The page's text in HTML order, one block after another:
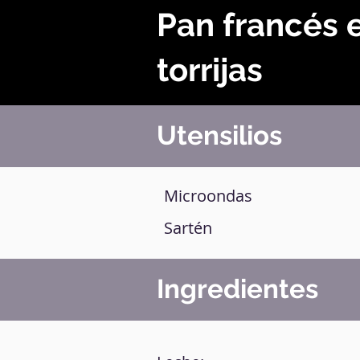
Pan francés
torrijas
Utensilios
Microondas
Sartén
Ingredientes